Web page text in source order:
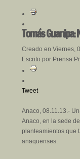
Tomás
Creado en Viernes,
Escrito por Prensa
Tweet
Anaco, 08.11.13.-
Anaco, en la sede
planteamientos que
anaquenses.